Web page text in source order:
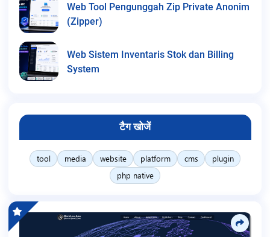
Web Tool Pengunggah Zip Private Anonim
(Zipper)
Web Sistem Inventaris Stok dan Billing
System
टैग खोजें
tool media website platform cms
plugin
php native